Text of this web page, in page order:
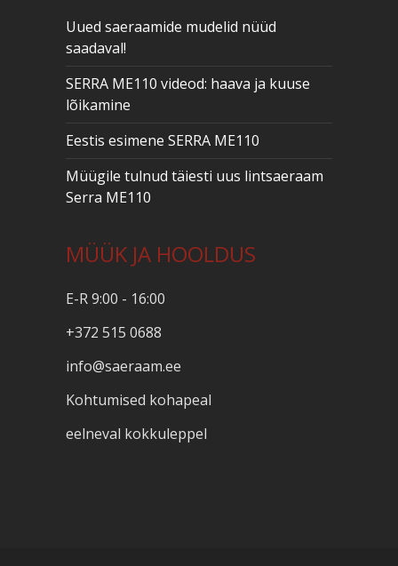
Uued saeraamide mudelid nüüd
saadaval!
SERRA ME110 videod: haava ja kuuse
lõikamine
Eestis esimene SERRA ME110
Müügile tulnud täiesti uus lintsaeraam
Serra ME110
MÜÜK JA HOOLDUS
E-R 9:00 - 16:00
+372 515 0688
info@saeraam.ee
Kohtumised kohapeal
eelneval kokkuleppel